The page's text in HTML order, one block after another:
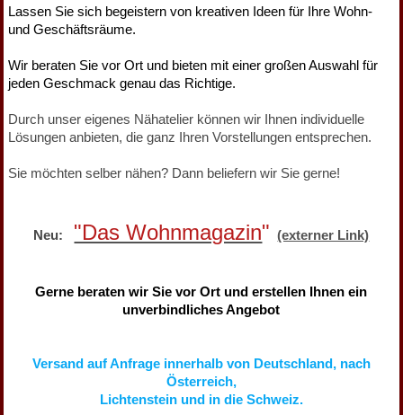
Lassen Sie sich begeistern von kreativen Ideen für Ihre Wohn-
und Geschäftsräume.
Wir beraten Sie vor Ort und bieten mit einer großen Auswahl für
jeden Geschmack genau das Richtige.
Durch unser eigenes Nähatelier können wir Ihnen individuelle
Lösungen anbieten, die ganz Ihren Vorstellungen entsprechen.
Sie möchten selber nähen? Dann beliefern wir Sie gerne!
Neu: "Das Wohnmagazin" (externer Link)
Gerne beraten wir Sie vor Ort und erstellen Ihnen ein
unverbindliches Angebot
Versand auf Anfrage innerhalb von Deutschland, nach
Österreich,
Lichtenstein und in die Schweiz.